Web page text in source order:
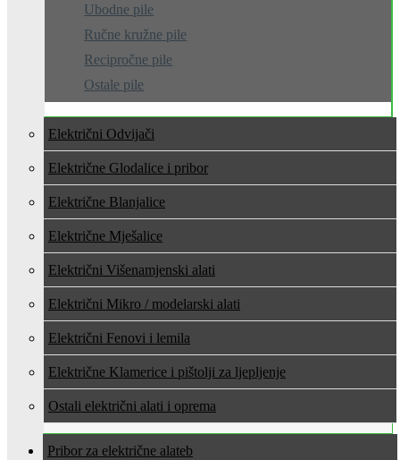
Ubodne pile
Ručne kružne pile
Recipročne pile
Ostale pile
Električni Odvijači
Električne Glodalice i pribor
Električne Blanjalice
Električne Mješalice
Električni Višenamjenski alati
Električni Mikro / modelarski alati
Električni Fenovi i lemila
Električne Klamerice i pištolji za ljepljenje
Ostali električni alati i oprema
Pribor za električne alate